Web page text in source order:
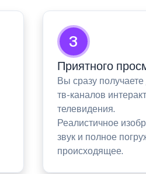
3
Приятного
Вы сразу получаете
тв-каналов
телевидения.
Реалистичное
звук и полное
происходящее.